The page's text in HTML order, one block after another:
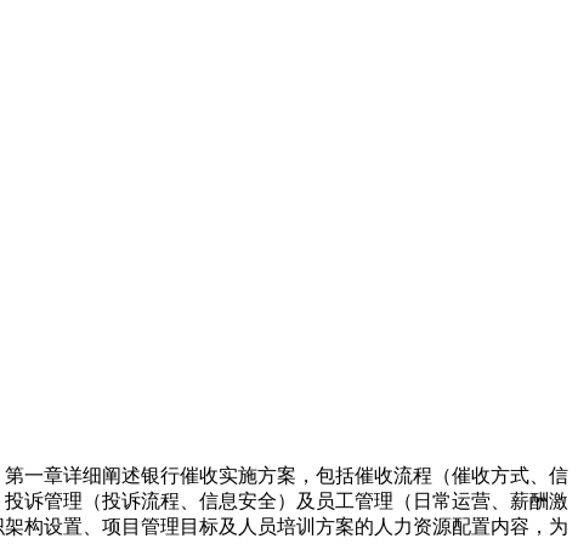
一章详细阐述银行催收实施方案，包括催收流程（催收方式、信
诉管理（投诉流程、信息安全）及员工管理（日常运营、薪酬激
构设置、项目管理目标及人员培训方案的人力资源配置内容，为